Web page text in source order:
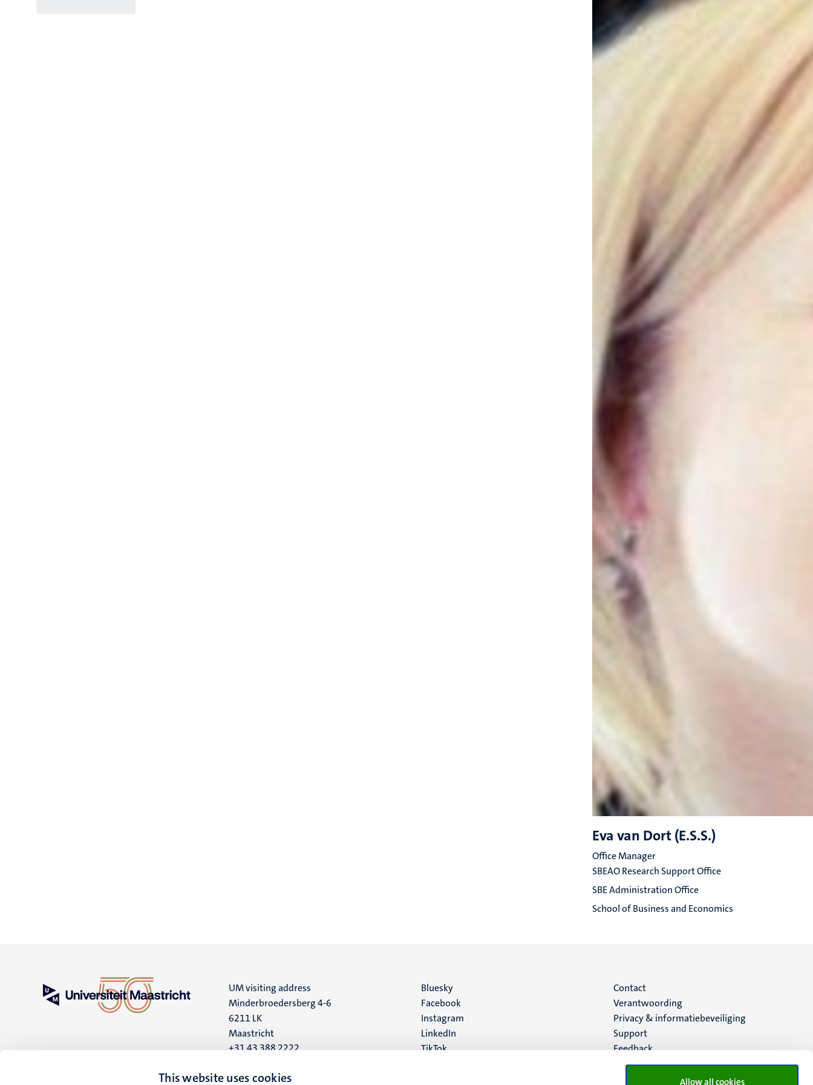
This website uses cookies Allow all cookies
Eva van Dort (E.S.S.)
Office Manager
SBEAO Research Support Office
SBE Administration Office
School of Business and Economics
UM visiting address
Minderbroedersberg 4-6
6211 LK
Maastricht
+31 43 388 2222
UM postal address
Social
media
Bluesky
Facebook
Instagram
LinkedIn
TikTok
Menu
footer
(NL)
Contact
Verantwoording
Privacy & informatiebeveiliging
Support
Feedback